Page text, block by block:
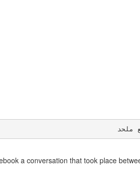
ملحد
a conversation that took place